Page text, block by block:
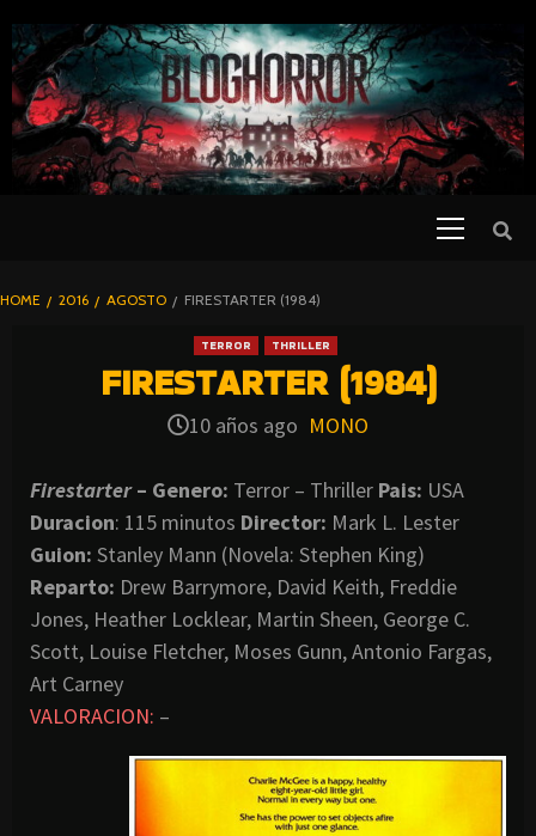
TO
CONTENT
BLOGHORROR
HOME 2016 AGOSTO FIRESTARTER (1984)
TERROR THRILLER
FIRESTARTER (1984)
10 años ago MONO
Firestarter– Genero: Terror – Thriller Pais: USA
Duracion: 115 minutos Director: Mark L. Lester
Guion: Stanley Mann (Novela: Stephen King)
Reparto: Drew Barrymore, David Keith, Freddie
Jones, Heather Locklear, Martin Sheen, George C.
Scott, Louise Fletcher, Moses Gunn, Antonio Fargas,
Art Carney
VALORACION: –